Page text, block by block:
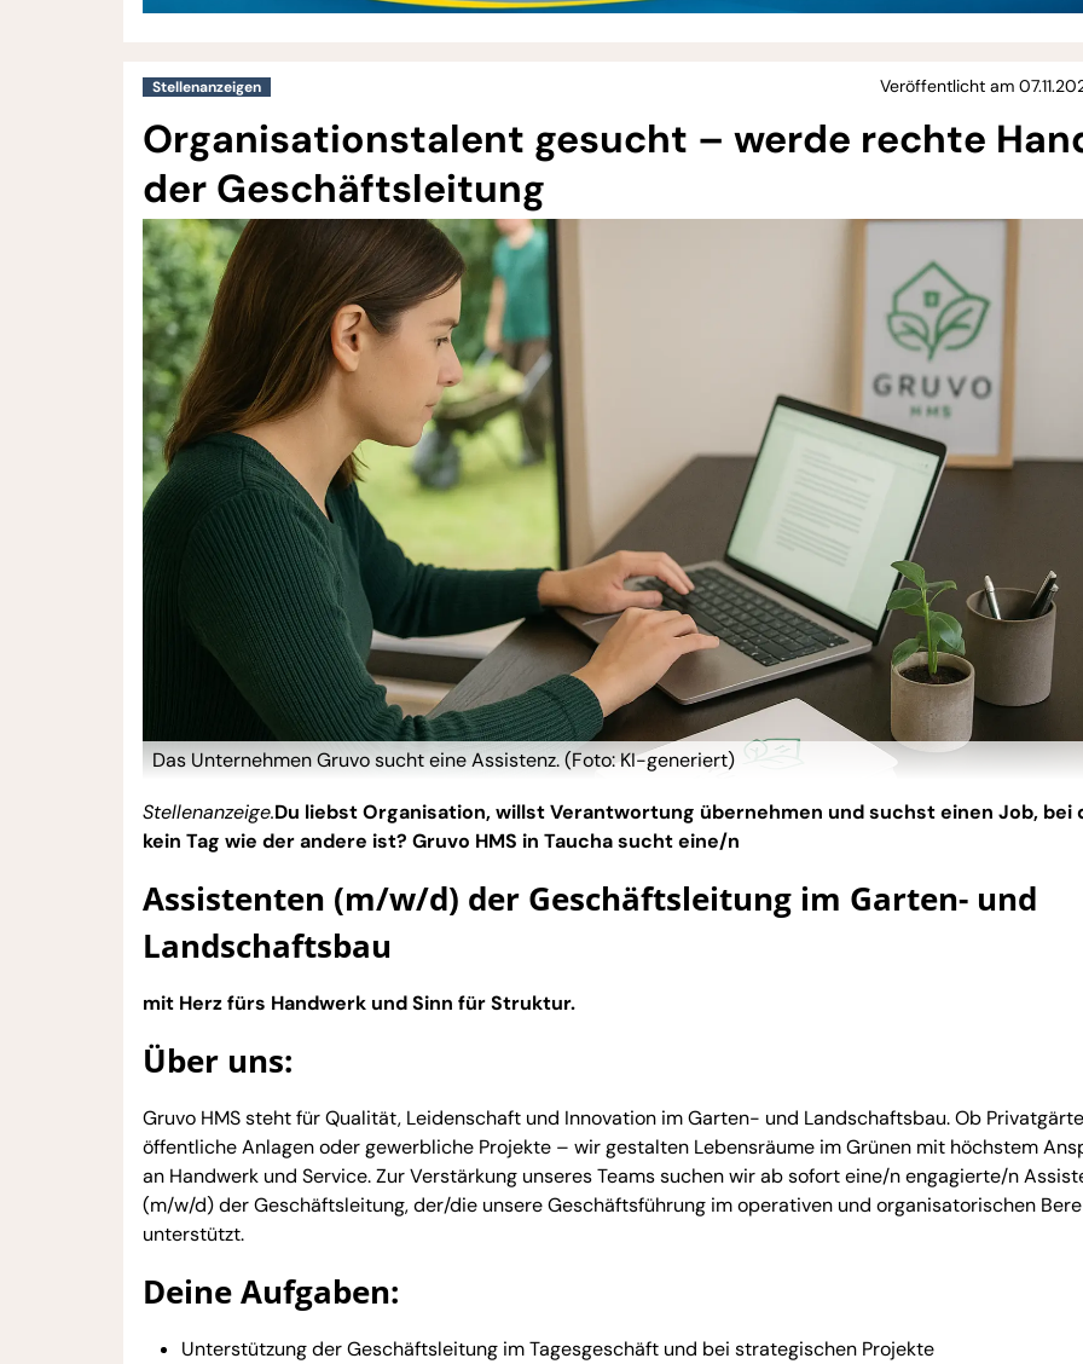
Stellenanzeigen Veröffentlicht am
Organisationstalent gesucht – werde rechte
der Geschäftsleitung
Das Unternehmen Gruvo sucht eine Assistenz. (Foto: KI-generiert)
Stellenanzeige.Du liebst Organisation, willst Verantwortung übernehmen und suchst einen Job, bei
kein Tag wie der andere ist? Gruvo HMS in Taucha sucht eine/n
Assistenten (m/w/d) der Geschäftsleitung im Garten- und
Landschaftsbau
mit Herz fürs Handwerk und Sinn für Struktur.
Über uns:
Gruvo HMS steht für Qualität, Leidenschaft und Innovation im Garten- und Landschaftsbau. Ob
öffentliche Anlagen oder gewerbliche Projekte – wir gestalten Lebensräume im Grünen mit höchstem
an Handwerk und Service. Zur Verstärkung unseres Teams suchen wir ab sofort eine/n engagierte/n
(m/w/d) der Geschäftsleitung, der/die unsere Geschäftsführung im operativen und organisatorischen
unterstützt.
Deine Aufgaben:
Unterstützung der Geschäftsleitung im Tagesgeschäft und bei strategischen Projekte